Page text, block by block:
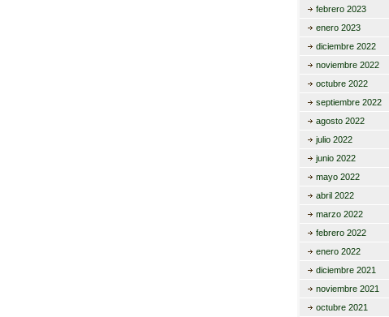
febrero 2023
enero 2023
diciembre 2022
noviembre 2022
octubre 2022
septiembre 2022
agosto 2022
julio 2022
junio 2022
mayo 2022
abril 2022
marzo 2022
febrero 2022
enero 2022
diciembre 2021
noviembre 2021
octubre 2021